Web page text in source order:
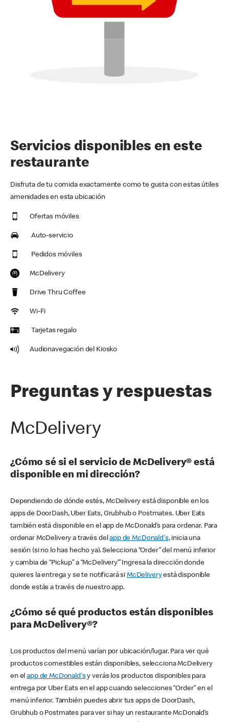
Servicios disponibles en este
restaurante
Disfruta de tu comida exactamente como te gusta con estas útiles
amenidades en esta ubicación
Ofertas móviles
Auto-servicio
Pedidos móviles
McDelivery
Drive Thru Coffee
Wi-Fi
Tarjetas regalo
Audionavegación del Kiosko
Preguntas y respuestas
McDelivery
¿Cómo sé si el servicio de McDelivery® está
disponible en mi dirección?
Dependiendo de dónde estés, McDelivery está disponible en los
apps de DoorDash, Uber Eats, Grubhub o Postmates. Uber Eats
también está disponible en el app de McDonald’s para ordenar. Para
ordenar McDelivery a través delapp de McDonald's, inicia una
sesión (si no lo has hecho ya). Selecciona “Order” del menú inferior
y cambia de “Pickup” a “McDelivery’” Ingresa la dirección donde
quieres la entrega y se te notificará si McDeliveryestá disponible
donde estás a través de nuestro app.
¿Cómo sé qué productos están disponibles
para McDelivery®?
Los productos del menú varían por ubicación/lugar. Para ver qué
productos comestibles están disponibles, selecciona McDelivery
en elapp de McDonald'sy verás los productos disponibles para
entrega por Uber Eats en el app cuando selecciones “Order” en el
menú inferior. También puedes abrir tus apps de DoorDash,
Grubhub o Postmates para ver si hay un restaurante McDonald’s